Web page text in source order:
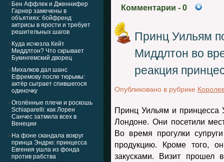
Бен Аффлек и Дженнифер
Гарнер замечены в
объятиях: бойфренд
актрисы в ярости и требует
решительных шагов
Куда исчезла Кейт
Миддлтон? Что скрывает
Букингемский дворец
Михалков дал шанс
Ефремову после тюрьмы:
актёр сыграет спившегося
одиночку
Оголённые плечи и роскошь
Schiaparelli: как Лорен
Санчес затмила всех в
Венеции
На фоне скандала вокруг
принца Эндрю: принцесса
Евгения ушла из фонда
против рабства
Комментарии - 0
Принц Уильям
Миддлтон во
реакция
Опубликовано в рубрике
Принц Уильям и принцесса
Лондоне. Они посетили
Во время прогулки
продукцию. Кроме того,
закусками. Визит прошел